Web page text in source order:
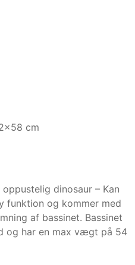
cm
dinosaur – Kan
funktion og kommer med
af bassinet. Bassinet
og har en max vægt på 54